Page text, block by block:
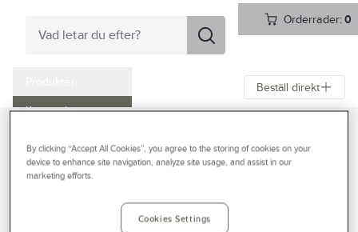
Orderrader:0
Kampanjer
Tjänster
Beställ direkt
Knäskydd, bälten & hängslen
Hängslen
By clicking “Accept All Cookies”, you agree to the storing of cookies on your
device to enhance site navigation, analyze site usage, and assist in our
marketing efforts.
Cookies Settings